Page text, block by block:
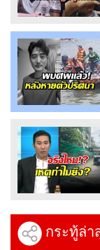
กระทู้ล่า